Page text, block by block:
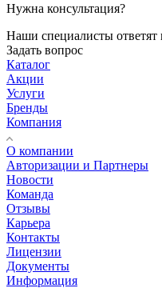
Нужна консультация?
Наши специалисты
Задать вопрос
Каталог
Акции
Услуги
Бренды
Компания
О компании
Авторизации и Партнеры
Новости
Команда
Отзывы
Карьера
Контакты
Лицензии
Документы
Информация